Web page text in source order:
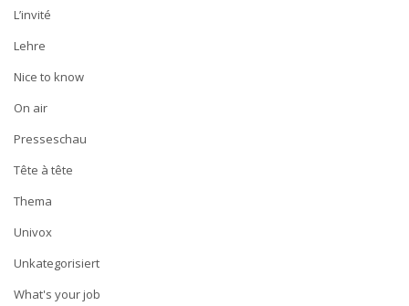
L’invité
Lehre
Nice to know
On air
Presseschau
Tête à tête
Thema
Univox
Unkategorisiert
What's your job